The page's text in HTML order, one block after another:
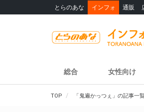
とらのあな インフォ 通販
総合 女性向け
TOP 「鬼遍かっつぇ」の記事一